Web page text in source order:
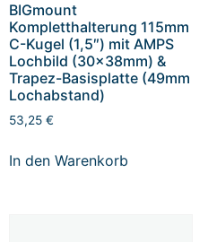
BIGmount
Kompletthalterung 115mm
C-Kugel (1,5″) mit AMPS
Lochbild (30x38mm) &
Trapez-Basisplatte (49mm
Lochabstand)
53,25 €
In den Warenkorb